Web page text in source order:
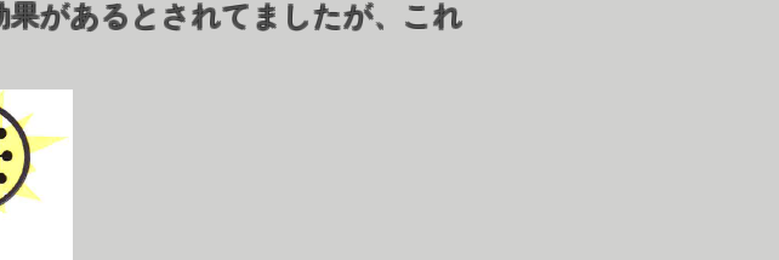
があるとされてましたが、これ